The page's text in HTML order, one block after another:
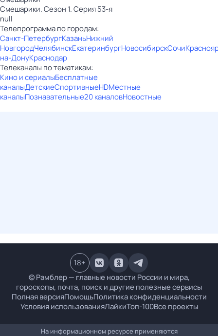
Смешарики. Сезон 1. Серия 53-я
null
Телепрограмма по городам:
Санкт-ПетербургКазаньНижний
НовгородЧелябинскЕкатеринбургНовосибирскСочи
на-ДонуКраснодар
Телеканалы по тематикам:
Кино и сериалыБесплатные
каналыДетскиеСпортивныеHDМестные
каналыПознавательные20 каналовНовостные
© Рамблер — главные новости России и мира,
гороскопы, почта, поиск и другие полезные сервисы
Полная версияПомощьПолитика конфиденциальности
Условия использованияЛайкиТоп-100Все проекты
18+
На информационном ресурсе применяются